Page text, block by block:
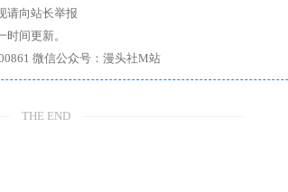
请向站长举报
间更新。
7、带你进入绅士内部，畅所欲言，释放最真实的自我官方qq群：167200861 微信公众号：漫头社M站
THE END